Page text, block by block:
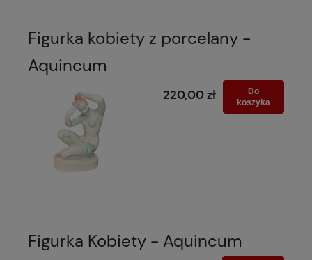
Figurka kobiety z porcelany -
Aquincum
220,00 zł
Do
koszyka
Figurka Kobiety - Aquincum